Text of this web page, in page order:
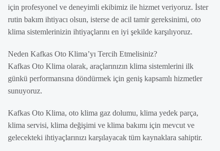
için profesyonel ve deneyimli ekibimiz ile hizmet veriyoruz. İster
rutin bakım ihtiyacı olsun, isterse de acil tamir gereksinimi, oto
klima sistemlerinizin ihtiyaçlarını en iyi şekilde karşılıyoruz.
Neden Kafkas Oto Klima’yı Tercih Etmelisiniz?
Kafkas Oto Klima olarak, araçlarınızın klima sistemlerini ilk
günkü performansına döndürmek için geniş kapsamlı hizmetler
sunuyoruz.
Kafkas Oto Klima, oto klima gaz dolumu, klima yedek parça,
klima servisi, klima değişimi ve klima bakımı için mevcut ve
gelecekteki ihtiyaçlarınızı karşılayacak tüm kaynaklara sahiptir.